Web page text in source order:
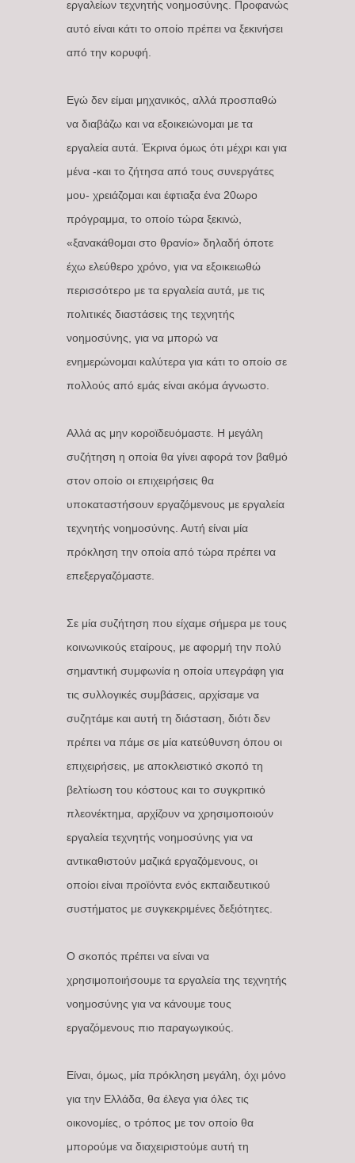
εργαλείων τεχνητής νοημοσύνης. Προφανώς
αυτό είναι κάτι το οποίο πρέπει να ξεκινήσει
από την κορυφή.
Εγώ δεν είμαι μηχανικός, αλλά προσπαθώ
να διαβάζω και να εξοικειώνομαι με τα
εργαλεία αυτά. Έκρινα όμως ότι μέχρι και για
μένα -και το ζήτησα από τους συνεργάτες
μου- χρειάζομαι και έφτιαξα ένα 20ωρο
πρόγραμμα, το οποίο τώρα ξεκινώ,
«ξανακάθομαι στο θρανίο» δηλαδή όποτε
έχω ελεύθερο χρόνο, για να εξοικειωθώ
περισσότερο με τα εργαλεία αυτά, με τις
πολιτικές διαστάσεις της τεχνητής
νοημοσύνης, για να μπορώ να
ενημερώνομαι καλύτερα για κάτι το οποίο σε
πολλούς από εμάς είναι ακόμα άγνωστο.
Αλλά ας μην κοροϊδευόμαστε. Η μεγάλη
συζήτηση η οποία θα γίνει αφορά τον βαθμό
στον οποίο οι επιχειρήσεις θα
υποκαταστήσουν εργαζόμενους με εργαλεία
τεχνητής νοημοσύνης. Αυτή είναι μία
πρόκληση την οποία από τώρα πρέπει να
επεξεργαζόμαστε.
Σε μία συζήτηση που είχαμε σήμερα με τους
κοινωνικούς εταίρους, με αφορμή την πολύ
σημαντική συμφωνία η οποία υπεγράφη για
τις συλλογικές συμβάσεις, αρχίσαμε να
συζητάμε και αυτή τη διάσταση, διότι δεν
πρέπει να πάμε σε μία κατεύθυνση όπου οι
επιχειρήσεις, με αποκλειστικό σκοπό τη
βελτίωση του κόστους και το συγκριτικό
πλεονέκτημα, αρχίζουν να χρησιμοποιούν
εργαλεία τεχνητής νοημοσύνης για να
αντικαθιστούν μαζικά εργαζόμενους, οι
οποίοι είναι προϊόντα ενός εκπαιδευτικού
συστήματος με συγκεκριμένες δεξιότητες.
Ο σκοπός πρέπει να είναι να
χρησιμοποιήσουμε τα εργαλεία της τεχνητής
νοημοσύνης για να κάνουμε τους
εργαζόμενους πιο παραγωγικούς.
Είναι, όμως, μία πρόκληση μεγάλη, όχι μόνο
για την Ελλάδα, θα έλεγα για όλες τις
οικονομίες, ο τρόπος με τον οποίο θα
μπορούμε να διαχειριστούμε αυτή τη